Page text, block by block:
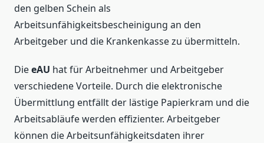
den gelben Schein als
Arbeitsunfähigkeitsbescheinigung an den
Arbeitgeber und die Krankenkasse zu übermitteln.
DieeAU hat für Arbeitnehmer und Arbeitgeber
verschiedene Vorteile. Durch die elektronische
Übermittlung entfällt der lästige Papierkram und die
Arbeitsabläufe werden effizienter. Arbeitgeber
können die Arbeitsunfähigkeitsdaten ihrer